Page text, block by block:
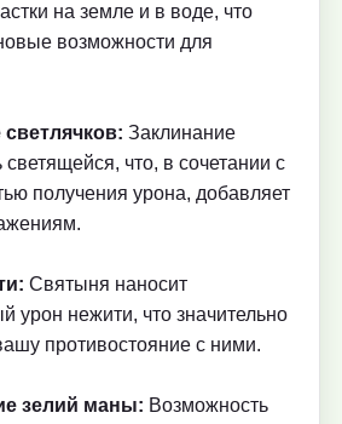
на земле и в воде, что
возможности для
Заклинание
светящейся, что, в сочетании с
получения урона, добавляет
Святыня наносит
урон нежити, что значительно
противостояние с ними.
зелий маны: Возможность